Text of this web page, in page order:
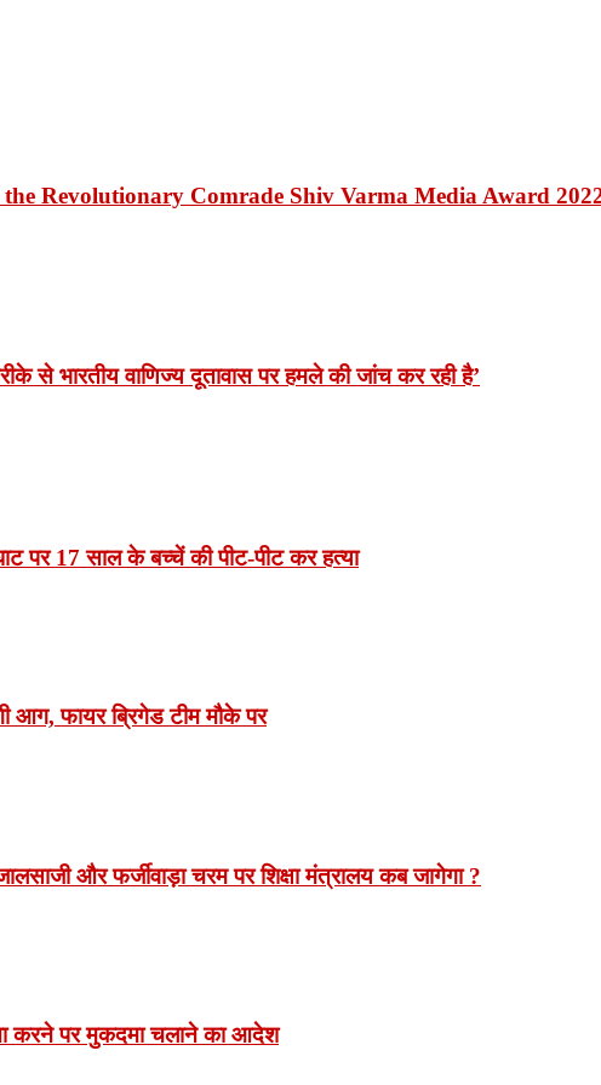
Revolutionary Comrade Shiv Varma Media Award
भारतीय वाणिज्य दूतावास पर हमले की जांच कर रही है’
पर 17 साल के बच्चें की पीट-पीट कर हत्या
आग, फायर ब्रिगेड टीम मौके पर
और फर्जीवाड़ा चरम पर शिक्षा मंत्रालय कब जागेगा ?
करने पर मुकदमा चलाने का आदेश